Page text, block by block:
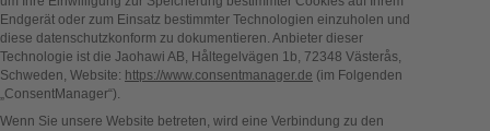
Endgerät oder zum Einsatz bestimmter Technologien einzuholen und
diese datenschutzkonform zu dokumentieren. Anbieter dieser
Technologie ist die Jaohawi AB, Håltegelvägen 1b, 72348 Västerås,
Schweden, Website: https://www.consentmanager.de (im Folgenden
„ConsentManager“).
Wenn Sie unsere Website betreten, wird eine Verbindung zu den